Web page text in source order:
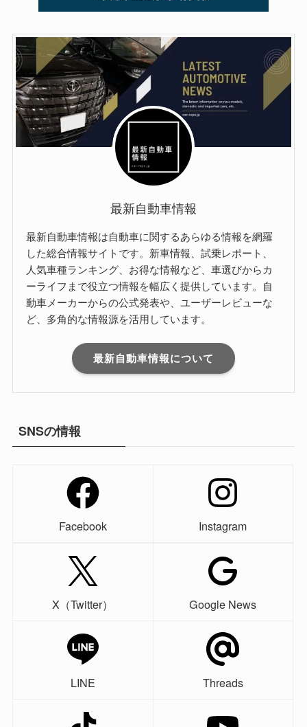
最新自動車情報
最新自動車情報は自動車に関するあらゆる情報を網羅
した総合情報サイトです。新車情報、試乗レポート、
人気車種ランキング、お得な情報など、車選びからカ
ーライフまで役立つ情報を幅広く提供しています。自
動車メーカーからの公式発表や、ユーザーレビューな
ど、多角的な情報源を活用しています。
最新自動車情報について
SNSの情報
Facebook Instagram
X（Twitter） Google News
LINE Threads